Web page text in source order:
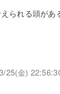
られる頭があ
25(金)